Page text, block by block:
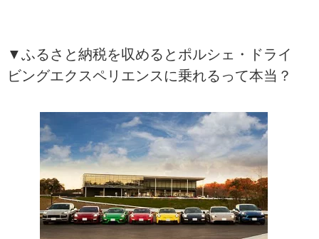
▼ふるさと納税を収めるとポルシェ・ドライ
ビングエクスペリエンスに乗れるって本当？